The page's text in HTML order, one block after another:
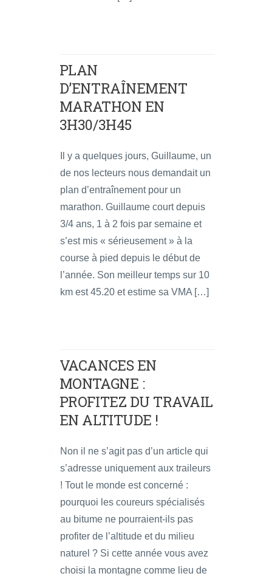
PLAN
D’ENTRAÎNEMENT
MARATHON EN
3H30/3H45
Il y a quelques jours, Guillaume, un
de nos lecteurs nous demandait un
plan d’entraînement pour un
marathon. Guillaume court depuis
3/4 ans, 1 à 2 fois par semaine et
s’est mis « sérieusement » à la
course à pied depuis le début de
l’année. Son meilleur temps sur 10
km est 45.20 et estime sa VMA […]
VACANCES EN
MONTAGNE :
PROFITEZ DU TRAVAIL
EN ALTITUDE !
Non il ne s’agit pas d’un article qui
s’adresse uniquement aux traileurs
! Tout le monde est concerné :
pourquoi les coureurs spécialisés
au bitume ne pourraient-ils pas
profiter de l’altitude et du milieu
naturel ? Si cette année vous avez
choisi la montagne comme lieu de